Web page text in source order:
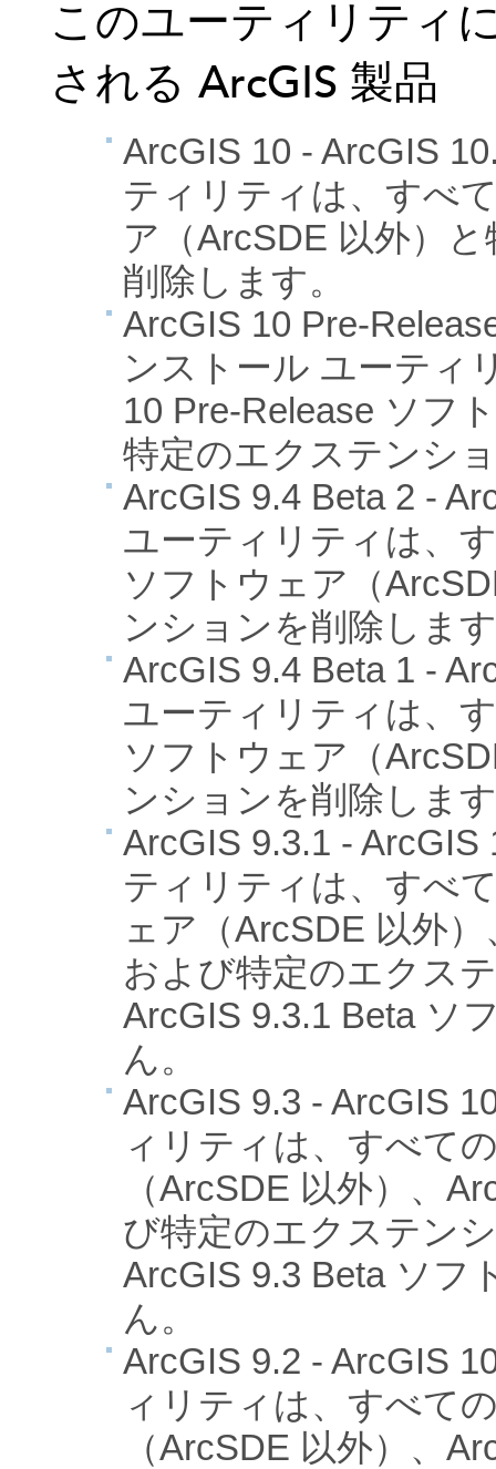
このユーティリティ
される ArcGIS 製品
ArcGIS 10 - ArcGIS
ティリティは、すべ
ア（ArcSDE 以外）
削除します。
ArcGIS 10 Pre-
ンストール ユーティ
10 Pre-Release ソフ
特定のエクステンシ
ArcGIS 9.4 Beta 2 -
ユーティリティは、
ソフトウェア（
ンションを削除しま
ArcGIS 9.4 Beta 1 -
ユーティリティは、
ソフトウェア（
ンションを削除しま
ArcGIS 9.3.1 -
ティリティは、すべ
ェア（ArcSDE 以外
および特定のエクス
ArcGIS 9.3.1 Beta ソ
ん。
ArcGIS 9.3 - ArcGIS
ィリティは、すべて
（ArcSDE 以外）、
び特定のエクステン
ArcGIS 9.3 Beta ソフ
ん。
ArcGIS 9.2 - ArcGIS
ィリティは、すべて
（ArcSDE 以外）、